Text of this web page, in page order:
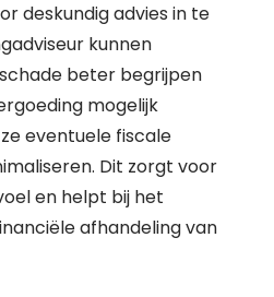
deskundig advies in te
kunnen
beter begrijpen
mogelijk
eventuele fiscale
Dit zorgt voor
en helpt bij het
afhandeling van